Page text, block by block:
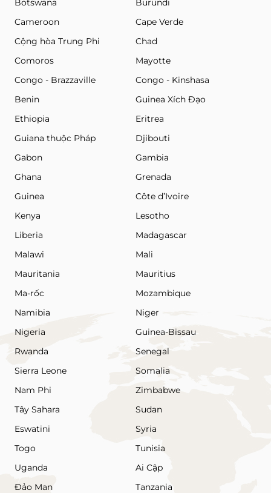
Botswana
Burundi
Cameroon
Cape Verde
Cộng hòa Trung Phi
Chad
Comoros
Mayotte
Congo - Brazzaville
Congo - Kinshasa
Benin
Guinea Xích Đạo
Ethiopia
Eritrea
Guiana thuộc Pháp
Djibouti
Gabon
Gambia
Ghana
Grenada
Guinea
Côte d’Ivoire
Kenya
Lesotho
Liberia
Madagascar
Malawi
Mali
Mauritania
Mauritius
Ma-rốc
Mozambique
Namibia
Niger
Nigeria
Guinea-Bissau
Rwanda
Senegal
Sierra Leone
Somalia
Nam Phi
Zimbabwe
Tây Sahara
Sudan
Eswatini
Syria
Togo
Tunisia
Uganda
Ai Cập
Đảo Man
Tanzania